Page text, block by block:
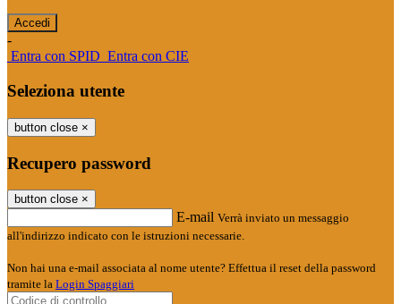
-
Entra con SPID Entra con CIE
Seleziona utente
button close ×
Recupero password
button close ×
E-mail Verrà inviato un messaggio
all'indirizzo indicato con le istruzioni necessarie.
Non hai una e-mail associata al nome utente? Effettua il reset della password
tramite la Login Spaggiari